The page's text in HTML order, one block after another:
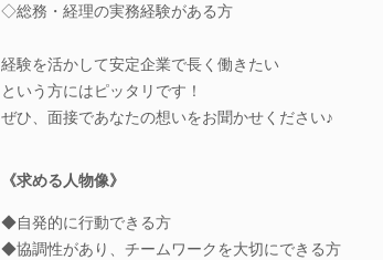
◇総務・経理の実務経験がある方
経験を活かして安定企業で長く働きたい
という方にはピッタリです！
ぜひ、面接であなたの想いをお聞かせください♪
《求める人物像》
◆自発的に行動できる方
◆協調性があり、チームワークを大切にできる方